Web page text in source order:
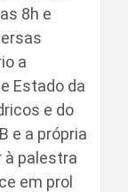
8h e
a
Estado da
e do
e a própria
à palestra
em prol